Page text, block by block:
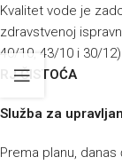
Kvalitet vode je
zdravstvenoj
40/10, 43/10 i 30/
RJ ČISTOĆA
Služba za
Prema planu,